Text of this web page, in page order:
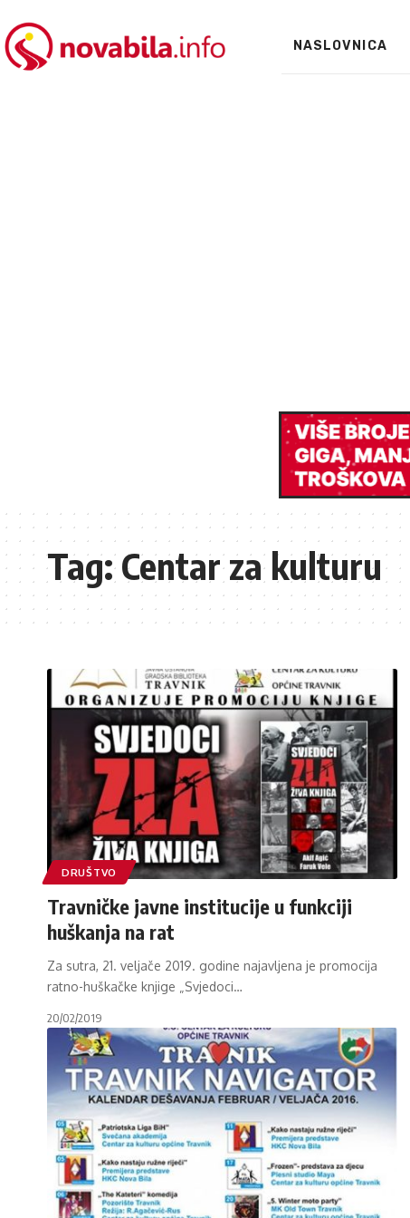
NASLOVNICA
Tag:Centar za kulturu
DRUŠTVO
Travničke javne institucije u funkciji
huškanja na rat
Za sutra, 21. veljače 2019. godine najavljena je promocija
ratno-huškačke knjige „Svjedoci…
20/02/2019